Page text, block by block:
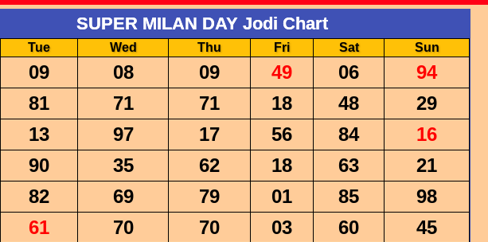
SUPER MILAN DAY Jodi Chart
Tue Wed Thu Fri Sat Sun
09 08 09 49 06
94
81 71 71 18 48
29
13 97 17 56 84
16
90 35 62 18 63
21
82 69 79 01 85
98
61 70 70 03 60
45